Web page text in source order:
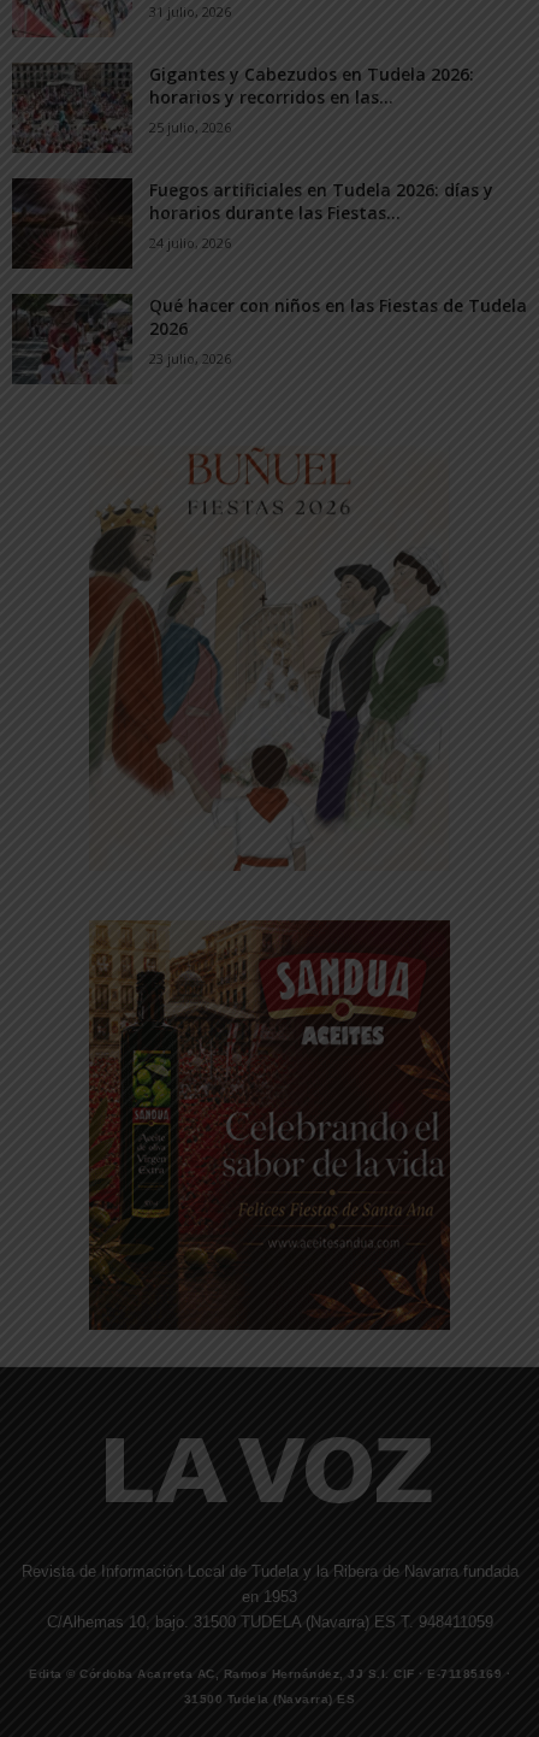
31 julio, 2026
Gigantes y Cabezudos en Tudela 2026:
horarios y recorridos en las...
25 julio, 2026
Fuegos artificiales en Tudela 2026: días y
horarios durante las Fiestas...
24 julio, 2026
Qué hacer con niños en las Fiestas de Tudela
2026
23 julio, 2026
Revista de Información Local de Tudela y la Ribera de Navarra fundada
en 1953
C/Alhemas 10, bajo. 31500 TUDELA (Navarra) ES T. 948411059
Edita © Córdoba Acarreta AC, Ramos Hernández, JJ S.I. CIF · E-71185169 ·
31500 Tudela (Navarra) ES